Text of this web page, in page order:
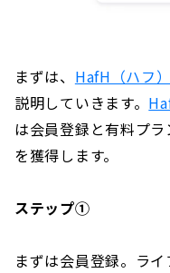
まずは、 HafH（ハフ）
説明していきます。
は会員登録と有料プ
を獲得します。
ステップ①
まずは会員登録。ラ